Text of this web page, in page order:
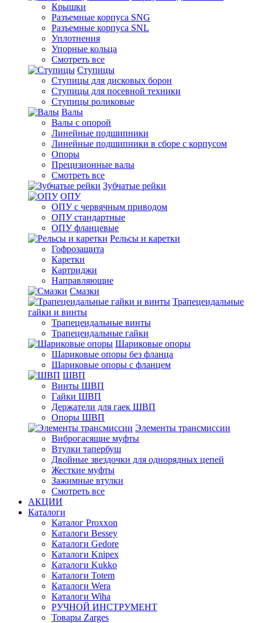
Крышки
Разъемные корпуса SNG
Разъемные корпуса SNL
Уплотнения
Упорные кольца
Смотреть все
Ступицы
Ступицы для дисковых борон
Ступицы для посевной техники
Ступицы роликовые
Валы
Валы с опорой
Линейные подшипники
Линейные подшипники в сборе с корпусом
Опоры
Прецизионные валы
Смотреть все
Зубчатые рейки
ОПУ
ОПУ с червячным приводом
ОПУ стандартные
ОПУ фланцевые
Рельсы и каретки
Гофрозащита
Каретки
Картриджи
Направляющие
Смазки
Трапецеидальные
гайки и винты
Трапецеидальные винты
Трапецеидальные гайки
Шариковые опоры
Шариковые опоры без фланца
Шариковые опоры с фланцем
ШВП
Винты ШВП
Гайки ШВП
Держатели для гаек ШВП
Опоры ШВП
Элементы трансмиссии
Виброгасящие муфты
Втулки тапербуш
Двойные звездочки для однорядных цепей
Жесткие муфты
Зажимные втулки
Смотреть все
АКЦИИ
Каталоги
Каталог Proxxon
Каталоги Bessey
Каталоги Gedore
Каталоги Knipex
Каталоги Kukko
Каталоги Totem
Каталоги Wera
Каталоги Wiha
РУЧНОЙ ИНСТРУМЕНТ
Товары Zarges